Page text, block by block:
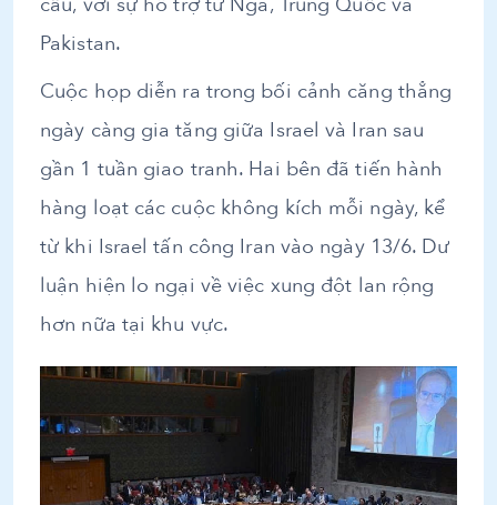
Pakistan.
Cuộc họp diễn ra trong bối cảnh căng thẳng
ngày càng gia tăng giữa Israel và Iran sau
gần 1 tuần giao tranh. Hai bên đã tiến hành
hàng loạt các cuộc không kích mỗi ngày, kể
từ khi Israel tấn công Iran vào ngày 13/6. Dư
luận hiện lo ngại về việc xung đột lan rộng
hơn nữa tại khu vực.